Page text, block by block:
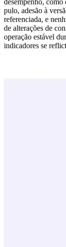
pulo, adesão à
referenciada, e
de alterações de
operação estável
indicadores se